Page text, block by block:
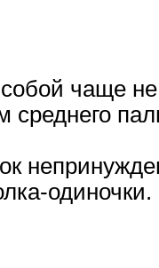
чаще
среднего
одиночки.